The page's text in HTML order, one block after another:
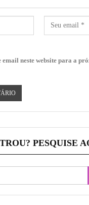
email neste website para a
PESQUISE